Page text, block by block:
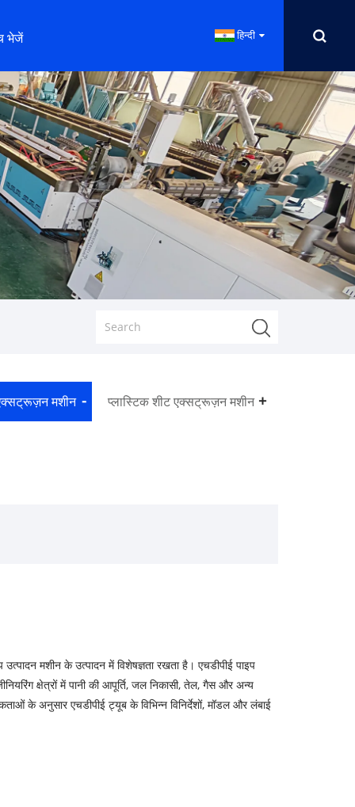
भेजें हिन्दी
मशीन प्लास्टिक शीट एक्सट्रूज़न मशीन
मशीन के उत्पादन में विशेषज्ञता रखता है। एचडीपीई पाइप
क्षेत्रों में पानी की आपूर्ति, जल निकासी, तेल, गैस और अन्य
के अनुसार एचडीपीई ट्यूब के विभिन्न विनिर्देशों, मॉडल और लंबाई